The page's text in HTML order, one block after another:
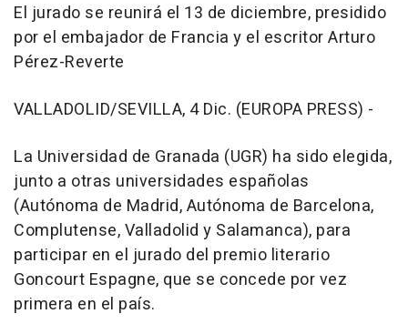
El jurado se reunirá el 13 de diciembre, presidido
por el embajador de Francia y el escritor Arturo
Pérez-Reverte
VALLADOLID/SEVILLA, 4 Dic. (EUROPA PRESS) -
La Universidad de Granada (UGR) ha sido elegida,
junto a otras universidades españolas
(Autónoma de Madrid, Autónoma de Barcelona,
Complutense, Valladolid y Salamanca), para
participar en el jurado del premio literario
Goncourt Espagne, que se concede por vez
primera en el país.